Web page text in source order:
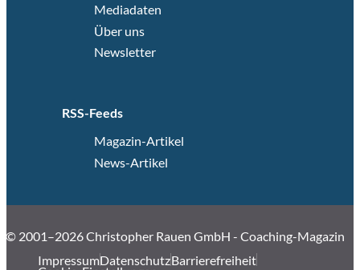
Mediadaten
Über uns
Newsletter
RSS-Feeds
Magazin-Artikel
News-Artikel
© 2001–2026 Christopher Rauen GmbH - Coaching-Magazin
ImpressumDatenschutzBarrierefreiheit